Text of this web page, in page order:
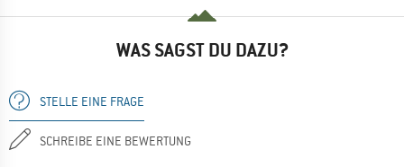
WAS SAGST DU DAZU?
STELLE EINE FRAGE
SCHREIBE EINE BEWERTUNG